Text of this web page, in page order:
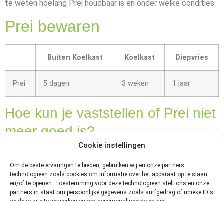
Cookie instellingen
Om de beste ervaringen te bieden, gebruiken wij en onze partners
technologieën zoals cookies om informatie over het apparaat op te slaan
en/of te openen. Toestemming voor deze technologieën stelt ons en onze
partners in staat om persoonlijke gegevens zoals surfgedrag of unieke ID's
te weten hoelang Prei houdbaar is en onder welke condities.
Prei bewaren
Buiten Koelkast Koelkast Diepvries
Prei 5 dagen 3 weken 1 jaar
Hoe kun je vaststellen of Prei niet
meer goed is?
of de Prei niet meer goed
is door te zien, ruiken en
proeven. Als de Prei rotte